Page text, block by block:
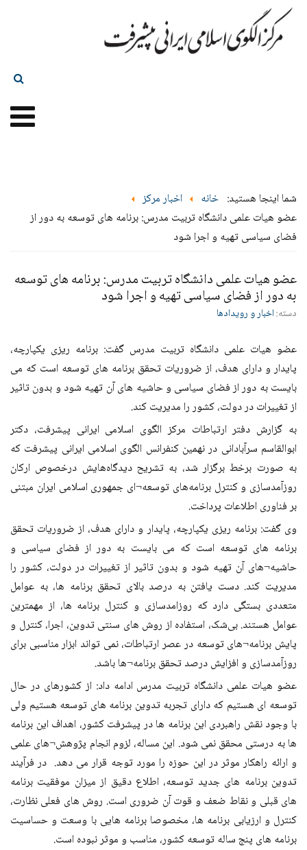
شما اینجا هستید: خانه
اخبار مرکز
عضو هیات علمی دانشگاه تربیت مدرس: برنامه های توسعه به دور از
فضای سیاسی تهیه و اجرا شود
عضو هیات علمی دانشگاه تربیت مدرس: برنامه های توسعه
به دور از فضای سیاسی تهیه و اجرا شود
دسته:اخبار و رویدادها
عضو هیات علمی دانشگاه تربیت مدرس گفت: برنامه ریزی یکپارچه،
پایدار و دارای هدف، از ضروریات تحقق برنامه های توسعه است که می
بایست به دور از فضای سیاسی و حاشیه های آن تهیه شود و بدون تاثیر
از تغییرات در دولت، کشور را مدیریت کند.
به گزارش دفتر ارتباطات مرکز الگوی اسلامی ایرانی پیشرفت، دکتر
ابوالقاسم سرآبادانی در نهمین کنفرانس الگوی اسلامی ایرانی پیشرفت که
به صورت برخط برگزار شد، به تشریح دیدگاه‌هایش درخصوص ارکان
روزآمدسازی و کنترل برنامه‌های توسعه¬ای جمهوری اسلامی ایران مبتنی
بر فناوری اطلاعات پرداخت.
وی گفت: برنامه ریزی یکپارچه، پایدار و دارای هدف، از ضروریات تحقق
برنامه های توسعه است که می بایست به دور از فضای سیاسی و
حاشیه¬های آن تهیه شود و بدون تاثیر از تغییرات در دولت، کشور را
مدیریت کند. دست یافتن به درصد بالای تحقق برنامه ها، به عوامل
متعددی بستگی دارد که روزامدسازی و کنترل برنامه ها، از مهمترین
عوامل هستند. بی‌شک، استفاده از روش های سنتی تدوین، اجرا، کنترل و
پایش برنامه¬های توسعه در عصر ارتباطات، نمی تواند ابزار مناسبی برای
روزآمدسازی و افزایش درصد تحقق برنامه¬ها باشد.
عضو هیات علمی دانشگاه تربیت مدرس ادامه داد: از کشورهای در حال
توسعه ای هستیم که دارای تجربه تدوین برنامه های توسعه هستیم ولی
با وجود نقش راهبردی این برنامه ها در پیشرفت کشور، اهداف این برنامه
ها به درستی محقق نمی شود. این مساله، لزوم انجام پژوهش¬های علمی
و ارائه راهکار موثر در این حوزه را مورد توجه قرار می دهد. در فرآیند
تدوین برنامه های جدید توسعه، اطلاع دقیق از میزان موفقیت برنامه
های قبلی و نقاط ضعف و قوت آن ضروری است. روش های فعلی نظارت،
کنترل و ارزیابی برنامه ها، مخصوصا برنامه هایی با وسعت و حساسیت
برنامه های پنج ساله توسعه کشور، مناسب و موثر نبوده است.